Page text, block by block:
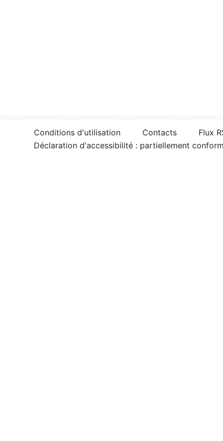
Conditions d'utilisation Contacts
Flux
Déclaration d'accessibilité : partiellement